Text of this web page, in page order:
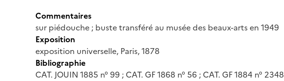
Commentaires
sur piédouche ; buste transféré au musée des beaux-arts en 1949
Exposition
exposition universelle, Paris, 1878
Bibliographie
CAT. JOUIN 1885 n° 99 ; CAT. GF 1868 n° 56 ; CAT. GF 1884 n° 2348